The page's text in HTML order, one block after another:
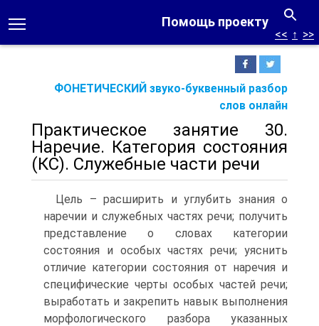
Помощь проекту
ФОНЕТИЧЕСКИЙ звуко-буквенный разбор
слов онлайн
<< ↑ >>
Практическое занятие 30.
Наречие. Категория состояния
(КС). Служебные части речи
Цель – расширить и углубить знания о
наречии и служебных частях речи; получить
представление о словах категории
состояния и особых частях речи; уяснить
отличие категории состояния от наречия и
специфические черты особых частей речи;
выработать и закрепить навык выполнения
морфологического разбора указанных